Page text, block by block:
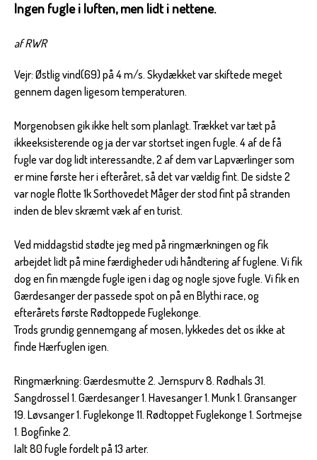
Ingen fugle i luften, men lidt i nettene.
af RWR
Vejr: Østlig vind(69) på 4 m/s. Skydækket var skiftede meget
gennem dagen ligesom temperaturen.
Morgenobsen gik ikke helt som planlagt. Trækket var tæt på
ikkeeksisterende og ja der var stortset ingen fugle. 4 af de få
fugle var dog lidt interessandte, 2 af dem var Lapværlinger som
er mine første her i efteråret, så det var vældig fint. De sidste 2
var nogle flotte 1k Sorthovedet Måger der stod fint på stranden
inden de blev skræmt væk af en turist.
Ved middagstid stødte jeg med på ringmærkningen og fik
arbejdet lidt på mine færdigheder udi håndtering af fuglene. Vi fik
dog en fin mængde fugle igen i dag og nogle sjove fugle. Vi fik en
Gærdesanger der passede spot on på en Blythi race, og
efterårets første Rødtoppede Fuglekonge.
Trods grundig gennemgang af mosen, lykkedes det os ikke at
finde Hærfuglen igen.
Ringmærkning: Gærdesmutte 2. Jernspurv 8. Rødhals 31.
Sangdrossel 1. Gærdesanger 1. Havesanger 1. Munk 1. Gransanger
19. Løvsanger 1. Fuglekonge 11. Rødtoppet Fuglekonge 1. Sortmejse
1. Bogfinke 2.
Ialt 80 fugle fordelt på 13 arter.